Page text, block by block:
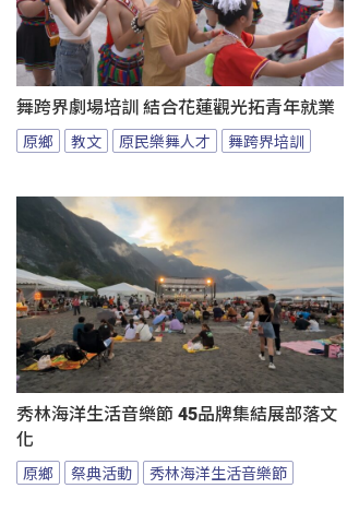
舞跨界劇場培訓 結合花蓮觀光拓青年就業
原鄉 教文 原民樂舞人才 舞跨界培訓
秀林海洋生活音樂節 45品牌集結展部落文
化
原鄉 祭典活動 秀林海洋生活音樂節